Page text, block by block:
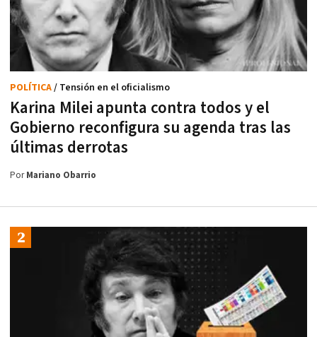
Karina Milei apunta contra todos y el
Gobierno reconfigura su agenda tras las
últimas derrotas
POLÍTICA/ Tensión en el oficialismo
PorMariano Obarrio